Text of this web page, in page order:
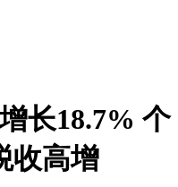
长18.7% 个
收高增